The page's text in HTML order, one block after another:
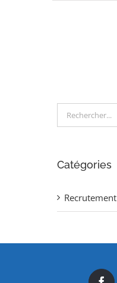
Rechercher:
Catégories
Recrutement